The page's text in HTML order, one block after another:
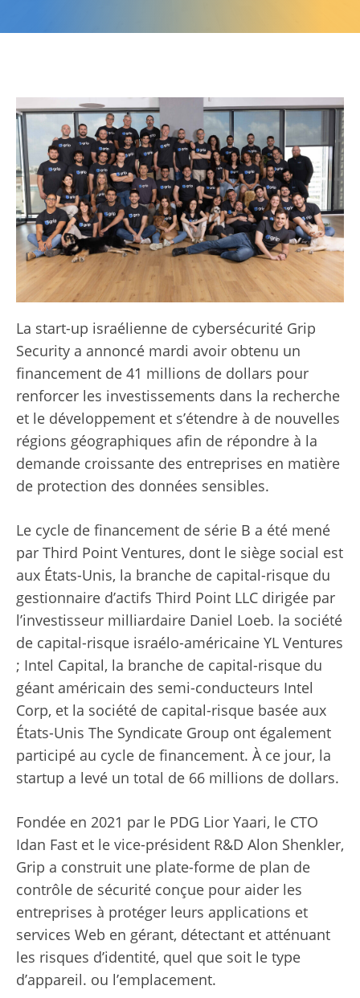
La start-up israélienne de cybersécurité Grip
Security a annoncé mardi avoir obtenu un
financement de 41 millions de dollars pour
renforcer les investissements dans la recherche
et le développement et s’étendre à de nouvelles
régions géographiques afin de répondre à la
demande croissante des entreprises en matière
de protection des données sensibles.
Le cycle de financement de série B a été mené
par Third Point Ventures, dont le siège social est
aux États-Unis, la branche de capital-risque du
gestionnaire d’actifs Third Point LLC dirigée par
l’investisseur milliardaire Daniel Loeb. la société
de capital-risque israélo-américaine YL Ventures
; Intel Capital, la branche de capital-risque du
géant américain des semi-conducteurs Intel
Corp, et la société de capital-risque basée aux
États-Unis The Syndicate Group ont également
participé au cycle de financement. À ce jour, la
startup a levé un total de 66 millions de dollars.
Fondée en 2021 par le PDG Lior Yaari, le CTO
Idan Fast et le vice-président R&D Alon Shenkler,
Grip a construit une plate-forme de plan de
contrôle de sécurité conçue pour aider les
entreprises à protéger leurs applications et
services Web en gérant, détectant et atténuant
les risques d’identité, quel que soit le type
d’appareil. ou l’emplacement.